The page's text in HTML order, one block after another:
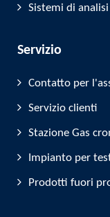
Sistemi di analisi
Servizio
Contatto per
Servizio clienti
Stazione Gas
Impianto per
Prodotti fuori